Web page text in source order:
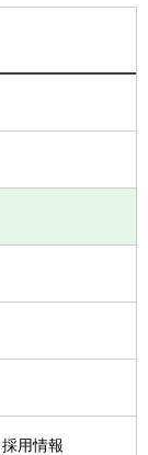
用情報